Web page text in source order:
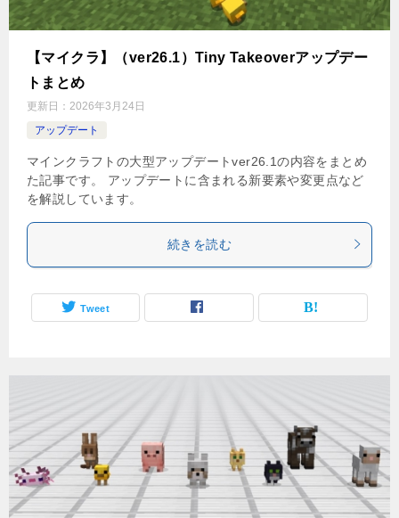
【マイクラ】（ver26.1）Tiny Takeoverアップデー
トまとめ
更新日： 2026年3月24日
アップデート
マインクラフトの大型アップデートver26.1の内容をまとめ
た記事です。 アップデートに含まれる新要素や変更点など
を解説しています。
続きを読む
Tweet